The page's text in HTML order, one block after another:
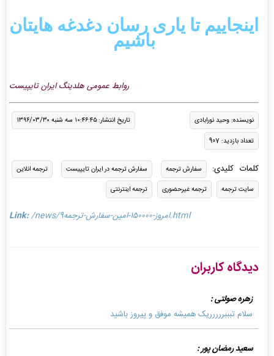
اینجاییم تا یاری رسان دغدغه هایتان
باشیم
روابط عمومی هلدینگ ایران تایپیست
نویسنده: وحید نورابادی
تاریخ انتشار: ۱۰:۴۶:۴۵ سه شنبه ۱۳۹۶/۰۳/۳۰
تعداد بازدید: 907
کلمات کلیدی: سفارش ترجمه سفارش ترجمه در ایران تایپیست
ترجمه انلاین
سایت ترجمه
ترجمه غیرحضوری ترجمه اینترنتی
Link: /news/امروز-١٥٠٠٠٠-امين-سفارش-ترجمه9.html
دیدگاه کاربران
زهره صولتی :
سلام تبببررررریک همیشه موفق و پیروز باشید
سعید رمضان پور :